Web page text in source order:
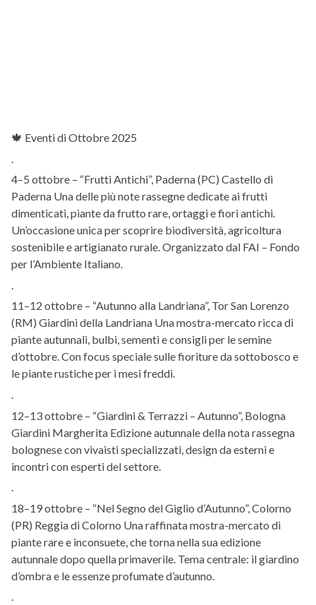
🍁 Eventi di Ottobre 2025
4–5 ottobre – “Frutti Antichi”, Paderna (PC) Castello di
Paderna Una delle più note rassegne dedicate ai frutti
dimenticati, piante da frutto rare, ortaggi e fiori antichi.
Un’occasione unica per scoprire biodiversità, agricoltura
sostenibile e artigianato rurale. Organizzato dal FAI – Fondo
per l’Ambiente Italiano.
11–12 ottobre – “Autunno alla Landriana”, Tor San Lorenzo
(RM) Giardini della Landriana Una mostra-mercato ricca di
piante autunnali, bulbi, sementi e consigli per le semine
d’ottobre. Con focus speciale sulle fioriture da sottobosco e
le piante rustiche per i mesi freddi.
.
12–13 ottobre – “Giardini & Terrazzi – Autunno”, Bologna
Giardini Margherita Edizione autunnale della nota rassegna
bolognese con vivaisti specializzati, design da esterni e
incontri con esperti del settore.
.
18–19 ottobre – “Nel Segno del Giglio d’Autunno”, Colorno
(PR) Reggia di Colorno Una raffinata mostra-mercato di
piante rare e inconsuete, che torna nella sua edizione
autunnale dopo quella primaverile. Tema centrale: il giardino
d’ombra e le essenze profumate d’autunno.
.